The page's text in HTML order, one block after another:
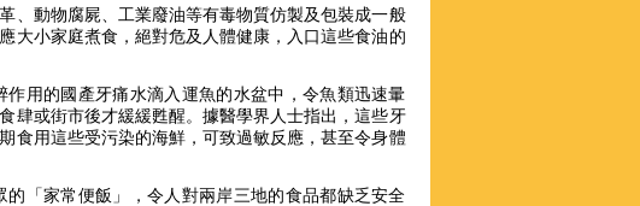
、動物腐屍、工業廢油等有毒物質仿製及包裝成一般
大小家庭煮食，絕對危及人體健康，入口這些食油的
用的國產牙痛水滴入運魚的水盆中，令魚類迅速暈
肆或街市後才緩緩甦醒。據醫學界人士指出，這些牙
食用這些受污染的海鮮，可致過敏反應，甚至令身體
「家常便飯」，令人對兩岸三地的食品都缺乏安全